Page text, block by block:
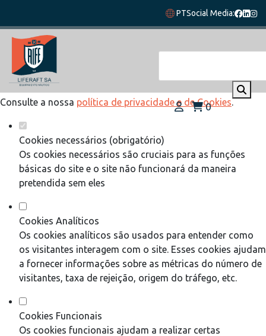
Defina as suas preferências de cookies
para este website.
Este website utiliza cookies estritamente necessários,
analíticos e funcionais, para lhe oferecer uma boa experiência
de navegação e acesso a todas as funcionalidades.
Consulte a nossa política de privacidade e de Cookies.
Cookies necessários (obrigatório)
Os cookies necessários são cruciais para as funções
básicas do site e o site não funcionará da maneira
pretendida sem eles
Cookies Analíticos
Os cookies analíticos são usados para entender como
os visitantes interagem com o site. Esses cookies ajudam
a fornecer informações sobre as métricas do número de
visitantes, taxa de rejeição, origem do tráfego, etc.
Cookies Funcionais
Os cookies funcionais ajudam a realizar certas
PTSocial Media:
0